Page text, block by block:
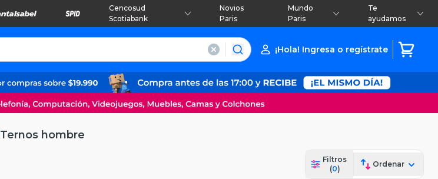
Cencosud
Scotiabank
Novios
Paris
Mundo
Paris
Te
ayudamos
¡Hola! Ingresa o regístrate
Ternos hombre
Filtros
(0)
Ordenar